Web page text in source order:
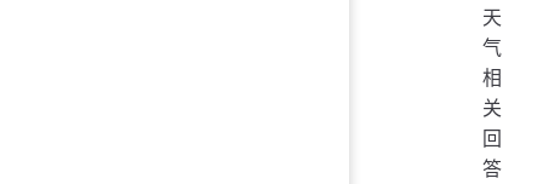
天
气
相
关
回
答